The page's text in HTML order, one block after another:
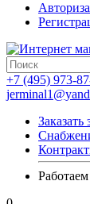
+7 (495) 973-
Заказать